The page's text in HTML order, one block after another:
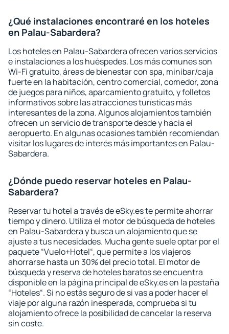
¿Qué instalaciones encontraré en los hoteles
en Palau-Sabardera?
Los hoteles en Palau-Sabardera ofrecen varios servicios
e instalaciones a los huéspedes. Los más comunes son
Wi-Fi gratuito, áreas de bienestar con spa, minibar/caja
fuerte en la habitación, centro comercial, comedor, zona
de juegos para niños, aparcamiento gratuito, y folletos
informativos sobre las atracciones turísticas más
interesantes de la zona. Algunos alojamientos también
ofrecen un servicio de transporte desde y hacia el
aeropuerto. En algunas ocasiones también recomiendan
visitar los lugares de interés más importantes en Palau-
Sabardera.
¿Dónde puedo reservar hoteles en Palau-
Sabardera?
Reservar tu hotel a través de eSky.es te permite ahorrar
tiempo y dinero. Utiliza el motor de búsqueda de hoteles
en Palau-Sabardera y busca un alojamiento que se
ajuste a tus necesidades. Mucha gente suele optar por el
paquete “Vuelo+Hotel“, que permite a los viajeros
ahorrarse hasta un 30% del precio total. El motor de
búsqueda y reserva de hoteles baratos se encuentra
disponible en la página principal de eSky.es en la pestaña
“Hoteles“. Si no estás seguro de si vas a poder hacer el
viaje por alguna razón inesperada, comprueba si tu
alojamiento ofrece la posibilidad de cancelar la reserva
sin coste.